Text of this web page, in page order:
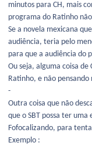
minutos para CH, mais
programa do Ratinho
Se a novela mexicana
audiência, teria pelo
para que a audiência do
Ou seja, alguma coisa
Ratinho, e não pensando
-
Outra coisa que não
que o SBT possa ter uma
Fofocalizando, para
Exemplo :